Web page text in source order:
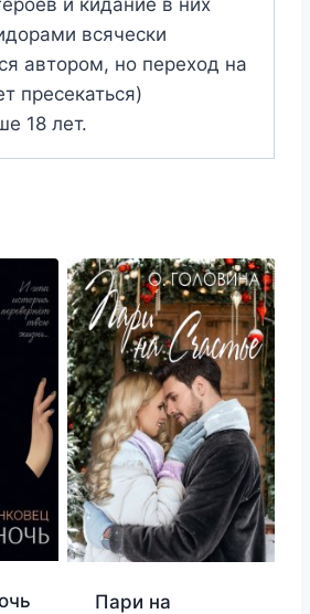
и кидание в них
всячески
автором, но переход на
пресекаться)
18 лет.
Пари на